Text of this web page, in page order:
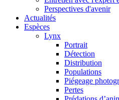
Perspectives d'avenir
Actualités
Espèces
Lynx
Portrait
Détection
Distribution
Populations
Piégeage
Pertes